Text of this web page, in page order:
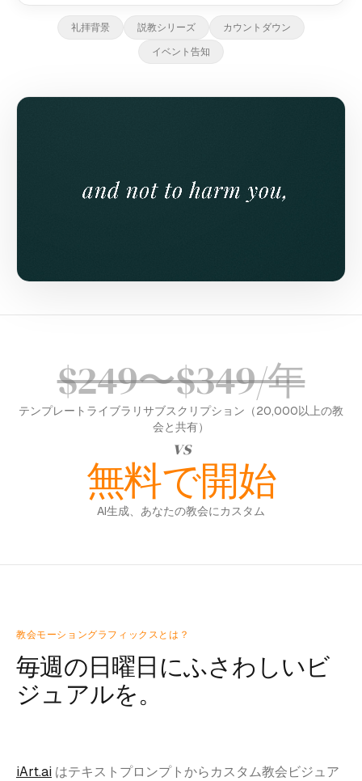
礼拝背景 説教シリーズ カウントダウン
イベント告知
$249〜$349/年
テンプレートライブラリサブスクリプション（20,000以上の教
会と共有）
vs
無料で開始
AI生成、あなたの教会にカスタム
教会モーショングラフィックスとは？
毎週の日曜日にふさわしいビ
ジュアルを。
iArt.ai はテキストプロンプトからカスタム教会ビジュア